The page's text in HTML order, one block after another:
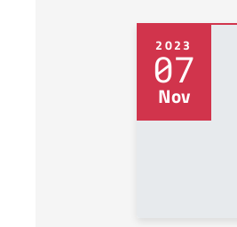
2023
07
Nov